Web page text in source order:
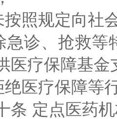
规定向社会
、抢救等特
医疗保障基
疗保障等行
定点医药机